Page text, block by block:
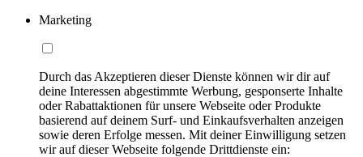
Marketing
Durch das Akzeptieren dieser Dienste können wir dir auf
deine Interessen abgestimmte Werbung, gesponserte Inhalte
oder Rabattaktionen für unsere Webseite oder Produkte
basierend auf deinem Surf- und Einkaufsverhalten anzeigen
sowie deren Erfolge messen. Mit deiner Einwilligung setzen
wir auf dieser Webseite folgende Drittdienste ein: